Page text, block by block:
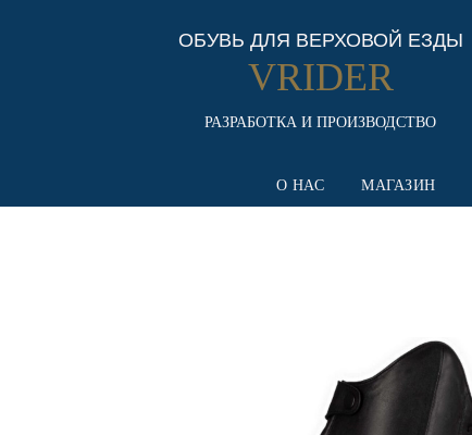
ОБУВЬ ДЛЯ ВЕРХОВОЙ ЕЗДЫ
VRIDER
РАЗРАБОТКА И ПРОИЗВОДСТВО
О НАС МАГАЗИН